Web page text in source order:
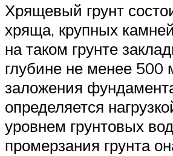
Хрящевый грунт
хряща, крупных
на таком грунте
глубине не менее 500
заложения
определяется
уровнем грунтовых
промерзания грунта